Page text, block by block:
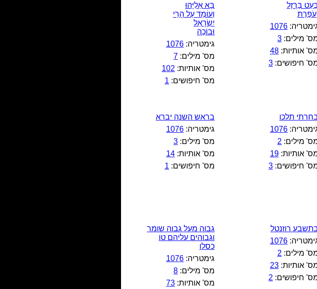
בַּרְזֶל
1076
מילים: 3
אותיות: 48
חיפושים: 3
בָּא אֵלִיָּהוּ
וְעוֹמֵד עַל הָרֵי
יִשְׂרָאֵל
וּבוֹכֶה
גימטריה: 1076
מס' מילים: 7
מס' אותיות: 102
מס' חיפושים: 1
תלכו
1076
מילים: 2
אותיות: 19
חיפושים: 3
בראש השנה יברא
גימטריה: 1076
מס' מילים: 3
מס' אותיות: 14
מס' חיפושים: 1
רוזנטל
1076
מילים: 2
אותיות: 23
חיפושים: 2
גבוה מעל גבוה שומר
וגבוהים עליהם טו
כסלו
גימטריה: 1076
מס' מילים: 8
מס' אותיות: 73